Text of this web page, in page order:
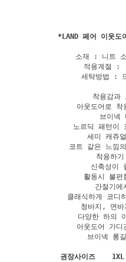
* LAND 페어 이웃
소재 : 니트
적용계절 :
세탁방법 :
착용감과
아웃도어로 착
브이넥
노르딕 패턴이
세미 캐쥬
코트 같은 느낌
착용하
신축성이
활동시 불편
간절기에
클래식하게 코디
청바지, 면
다양한 하의
아웃도어 가
브이넥 롱
권장사이즈